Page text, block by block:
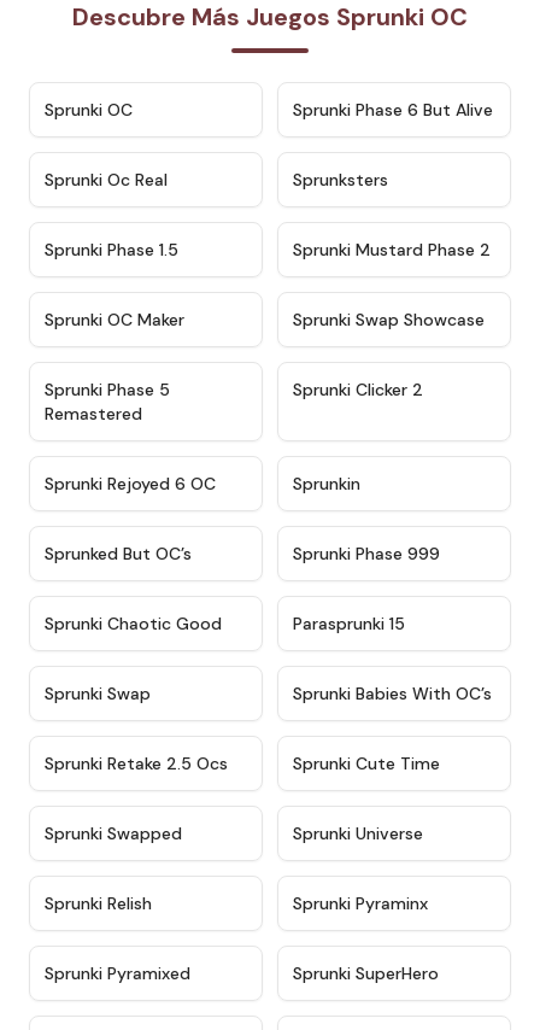
Descubre Más Juegos Sprunki OC
Sprunki OC ★ 4.9
Sprunki Phase 6 But Alive
Sprunki Oc Real Sprunksters
Sprunki Phase 1.5 ★ 4.4
Sprunki Mustard Phase 2
Sprunki OC Maker ★ 4.6
Sprunki Swap Showcase
Sprunki Phase 5
Remastered
Sprunki Clicker 2
★ 4.4
Sprunki Rejoyed 6 OC Sprunkin
Sprunked But OC’s Sprunki Phase 999
★ 4.7
Sprunki Chaotic Good Parasprunki 15
Sprunki Swap ★ 4.8
Sprunki Babies With OC’s
★ 4.6
Sprunki Retake 2.5 Ocs Sprunki Cute Time
Sprunki Swapped Sprunki Universe
Sprunki Relish Sprunki Pyraminx
Sprunki Pyramixed Sprunki SuperHero